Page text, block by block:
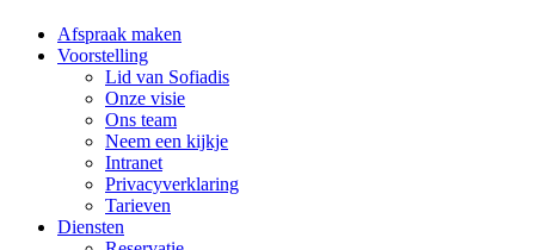
Afspraak maken
Voorstelling
Lid van Sofiadis
Onze visie
Ons team
Neem een kijkje
Intranet
Privacyverklaring
Tarieven
Diensten